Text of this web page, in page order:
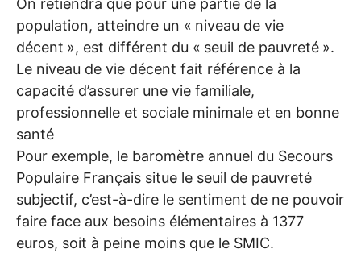
On retiendra que pour une partie de la
population, atteindre un « niveau de vie
décent », est différent du « seuil de pauvreté ».
Le niveau de vie décent fait référence à la
capacité d’assurer une vie familiale,
professionnelle et sociale minimale et en bonne
santé
Pour exemple, le baromètre annuel du Secours
Populaire Français situe le seuil de pauvreté
subjectif, c’est-à-dire le sentiment de ne pouvoir
faire face aux besoins élémentaires à 1377
euros, soit à peine moins que le SMIC.